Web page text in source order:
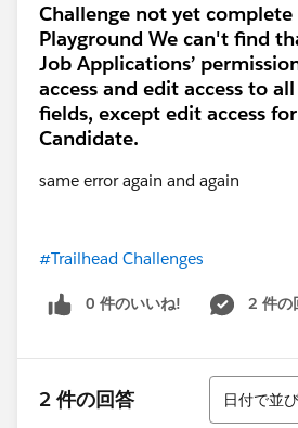
Challenge not yet
Playground We can't find
Job Applications’
access and edit access to
fields, except edit access
Candidate.
same error again and again
#Trailhead Challenges
0 件のいいね! 2 件の
2 件の回答
並び替え
日付で並